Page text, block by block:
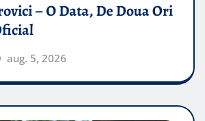
– O Data, De Doua Ori
aug. 5, 2026